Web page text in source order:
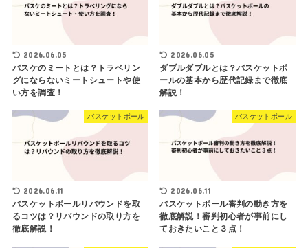
2026.06.05
バスケのミートとは？トラベリン
グにならないミートシュートや使
い方を調査！
2026.06.05
ダブルダブルとは？バスケットボ
ールの基本から歴代記録まで徹底
解説！
バスケットボール
2026.06.11
バスケットボールリバウンドを取
るコツは？リバウンドの取り方を
徹底解説！
バスケットボール
2026.06.11
バスケットボール審判の動き方を
徹底解説！審判初心者が事前にし
ておきたいこと３点！